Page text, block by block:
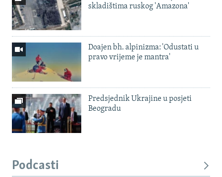
skladištima ruskog 'Amazona'
Doajen bh. alpinizma: 'Odustati u
pravo vrijeme je mantra'
Predsjednik Ukrajine u posjeti
Beogradu
Podcasti